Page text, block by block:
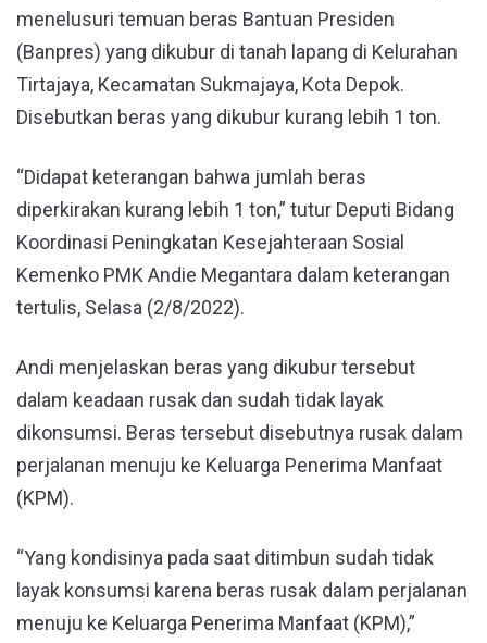
menelusuri temuan beras Bantuan Presiden
(Banpres) yang dikubur di tanah lapang di Kelurahan
Tirtajaya, Kecamatan Sukmajaya, Kota Depok.
Disebutkan beras yang dikubur kurang lebih 1 ton.
“Didapat keterangan bahwa jumlah beras
diperkirakan kurang lebih 1 ton,” tutur Deputi Bidang
Koordinasi Peningkatan Kesejahteraan Sosial
Kemenko PMK Andie Megantara dalam keterangan
tertulis, Selasa (2/8/2022).
Andi menjelaskan beras yang dikubur tersebut
dalam keadaan rusak dan sudah tidak layak
dikonsumsi. Beras tersebut disebutnya rusak dalam
perjalanan menuju ke Keluarga Penerima Manfaat
(KPM).
“Yang kondisinya pada saat ditimbun sudah tidak
layak konsumsi karena beras rusak dalam perjalanan
menuju ke Keluarga Penerima Manfaat (KPM),”